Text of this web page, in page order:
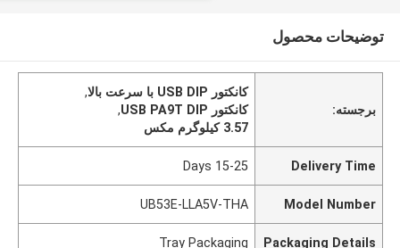
توضیحات محصول
برجسته:
کانکتور USB DIP با سرعت بالا
,
کانکتور USB PA9T DIP
,
3.57 کيلوگرم مکس
Delivery Time
15-25 Days
Model Number
UB53E-LLA5V-THA
Packaging Details
Tray Packaging